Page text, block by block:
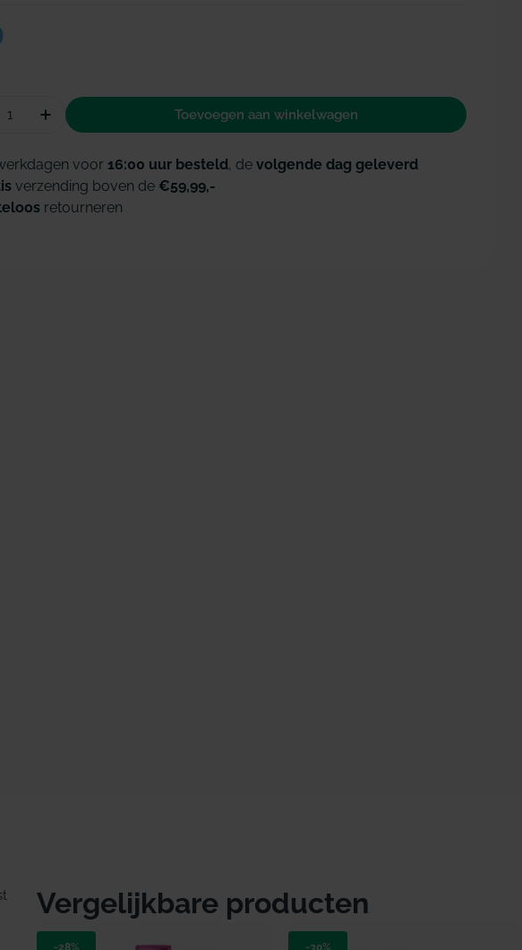
Easydent B | 3,1-8mm rood
Lactona ragers Easydent B | 3,1-8mm rood
Floss
GUM Access Floss
gel
Bluem Oral gel
verminderen voor Gengigel mondspoeling
Hoeveelheid verhogen voor Gengigel mondspoeling
Toevoegen aan winkelwagen
voor 16:00 uur besteld, de volgende dag geleverd
verzending boven de €59,99,-
retourneren
Vergelijkbare producten